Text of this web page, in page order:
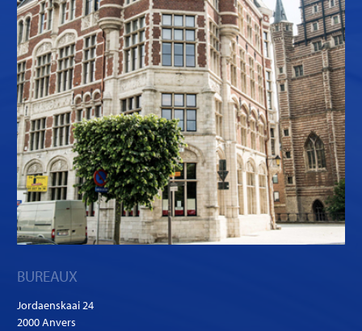
BUREAUX
Jordaenskaai 24
2000 Anvers